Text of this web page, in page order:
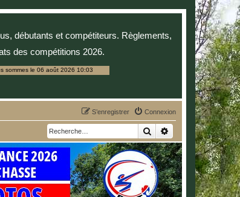
débutants et compétiteurs. Règlements,
des compétitions 2026.
sommes le 06 août 2026 10:03
Connexion
S’enregistrer
RechercherRecherche avancée